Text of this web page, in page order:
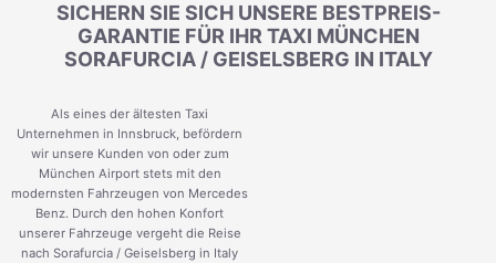
SICHERN SIE SICH UNSERE BESTPREIS-
GARANTIE FÜR IHR TAXI MÜNCHEN
SORAFURCIA / GEISELSBERG IN ITALY
Als eines der ältesten Taxi
Unternehmen in Innsbruck, befördern
wir unsere Kunden von oder zum
München Airport stets mit den
modernsten Fahrzeugen von Mercedes
Benz. Durch den hohen Konfort
unserer Fahrzeuge vergeht die Reise
nach Sorafurcia / Geiselsberg in Italy